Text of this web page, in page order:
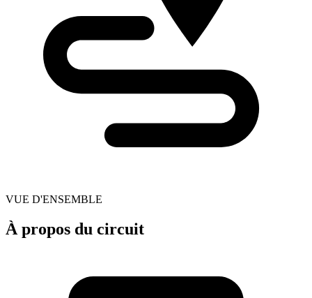
VUE D'ENSEMBLE
À propos du circuit